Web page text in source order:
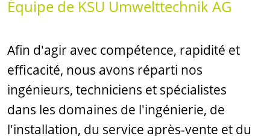
Équipe de KSU Umwelttechnik AG
Afin d'agir avec compétence, rapidité et
efficacité, nous avons réparti nos
ingénieurs, techniciens et spécialistes
dans les domaines de l'ingénierie, de
l'installation, du service après-vente et du